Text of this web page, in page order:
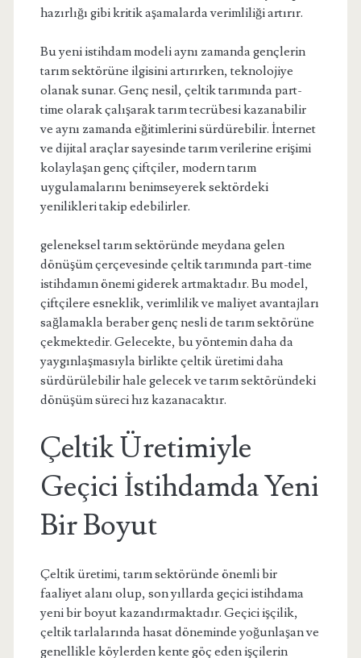
hazırlığı gibi kritik aşamalarda verimliliği artırır.
Bu yeni istihdam modeli aynı zamanda gençlerin
tarım sektörüne ilgisini artırırken, teknolojiye
olanak sunar. Genç nesil, çeltik tarımında part-
time olarak çalışarak tarım tecrübesi kazanabilir
ve aynı zamanda eğitimlerini sürdürebilir. İnternet
ve dijital araçlar sayesinde tarım verilerine erişimi
kolaylaşan genç çiftçiler, modern tarım
uygulamalarını benimseyerek sektördeki
yenilikleri takip edebilirler.
geleneksel tarım sektöründe meydana gelen
dönüşüm çerçevesinde çeltik tarımında part-time
istihdamın önemi giderek artmaktadır. Bu model,
çiftçilere esneklik, verimlilik ve maliyet avantajları
sağlamakla beraber genç nesli de tarım sektörüne
çekmektedir. Gelecekte, bu yöntemin daha da
yaygınlaşmasıyla birlikte çeltik üretimi daha
sürdürülebilir hale gelecek ve tarım sektöründeki
dönüşüm süreci hız kazanacaktır.
Çeltik Üretimiyle
Geçici İstihdamda Yeni
Bir Boyut
Çeltik üretimi, tarım sektöründe önemli bir
faaliyet alanı olup, son yıllarda geçici istihdama
yeni bir boyut kazandırmaktadır. Geçici işçilik,
çeltik tarlalarında hasat döneminde yoğunlaşan ve
genellikle köylerden kente göç eden işçilerin